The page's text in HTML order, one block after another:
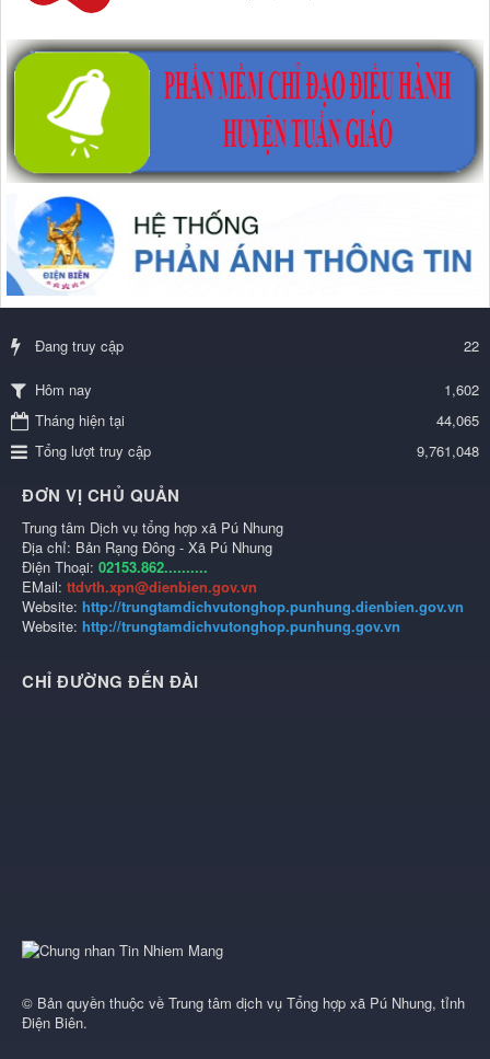
Đang truy cập 22
Hôm nay
1,602
Tháng hiện tại
44,065
Tổng lượt truy cập
9,761,048
ĐƠN VỊ CHỦ QUẢN
Trung tâm Dịch vụ tổng hợp xã Pú Nhung
Địa chỉ: Bản Rạng Đông - Xã Pú Nhung
Điện Thoại: 02153.862..........
EMail: ttdvth.xpn@dienbien.gov.vn
Website: http://trungtamdichvutonghop.punhung.dienbien.gov.vn
Website: http://trungtamdichvutonghop.punhung.gov.vn
CHỈ ĐƯỜNG ĐẾN ĐÀI
© Bản quyền thuộc về Trung tâm dịch vụ Tổng hợp xã Pú Nhung, tỉnh
Điện Biên.